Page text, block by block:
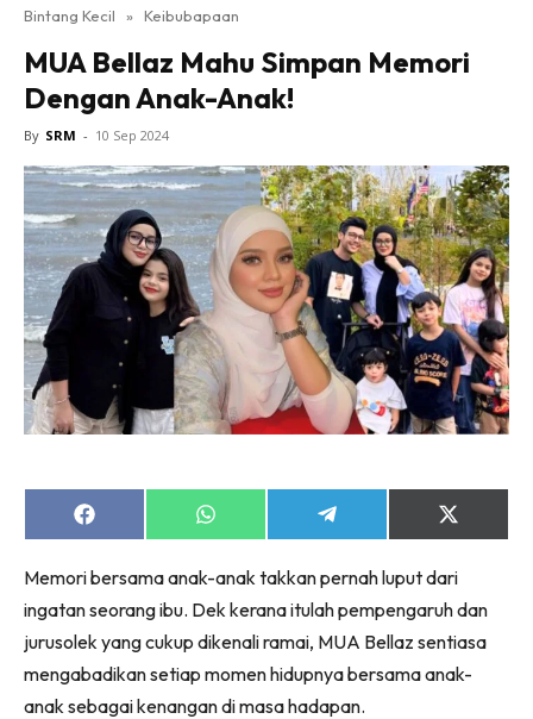
Bintang Kecil » Keibubapaan
MUA Bellaz Mahu Simpan Memori
Dengan Anak-Anak!
By SRM - 10 Sep 2024
Share
on
Share
on
Share
on
Share
on
(Twitter)
Memori bersama anak-anak takkan pernah luput dari
ingatan seorang ibu. Dek kerana itulah pempengaruh dan
jurusolek yang cukup dikenali ramai, MUA Bellaz sentiasa
mengabadikan setiap momen hidupnya bersama anak-
anak sebagai kenangan di masa hadapan.